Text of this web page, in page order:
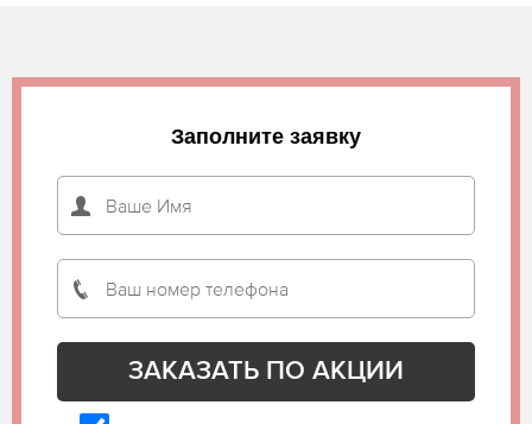
Заполните заявку